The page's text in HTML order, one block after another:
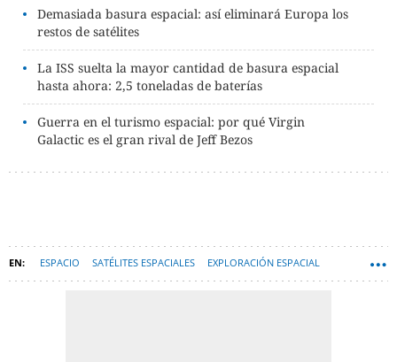
Demasiada basura espacial: así eliminará Europa los
restos de satélites
La ISS suelta la mayor cantidad de basura espacial
hasta ahora: 2,5 toneladas de baterías
Guerra en el turismo espacial: por qué Virgin
Galactic es el gran rival de Jeff Bezos
ESPACIO SATÉLITES ESPACIALES EXPLORACIÓN ESPACIAL